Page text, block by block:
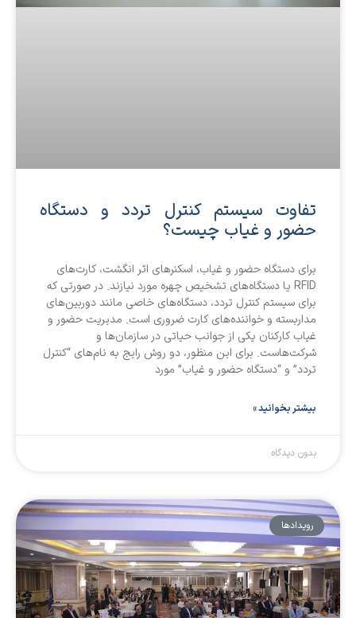
تفاوت سیستم کنترل تردد و دستگاه
حضور و غیاب چیست؟
برای دستگاه حضور و غیاب، اسکنرهای اثر انگشت، کارت‌های
RFID یا دستگاه‌های تشخیص چهره مورد نیازند. در صورتی که
برای سیستم کنترل تردد، دستگاه‌های خاصی مانند دوربین‌های
مداربسته و خواننده‌های کارت ضروری است. مدیریت حضور و
غیاب کارکنان یکی از جوانب حیاتی در سازمان‌ها و
شرکت‌هاست. برای این منظور، دو روش رایج به نام‌های “کنترل
تردد” و “دستگاه حضور و غیاب” مورد
بیشتر بخوانید »
بدون دیدگاه
رویداد‌ها